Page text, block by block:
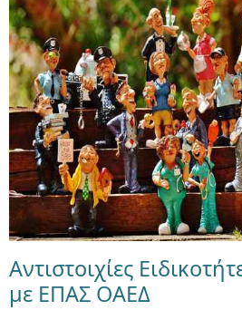
Αντιστοιχίες
με ΕΠΑΣ ΟΑΕΔ